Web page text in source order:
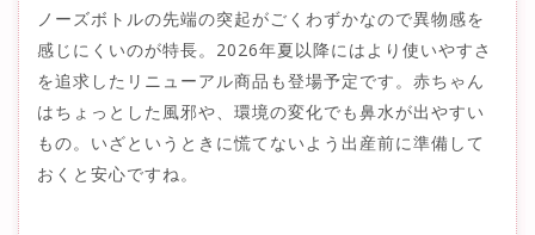
ノーズボトルの先端の突起がごくわずかなので異物感を
感じにくいのが特長。2026年夏以降にはより使いやすさ
を追求したリニューアル商品も登場予定です。赤ちゃん
はちょっとした風邪や、環境の変化でも鼻水が出やすい
もの。いざというときに慌てないよう出産前に準備して
おくと安心ですね。